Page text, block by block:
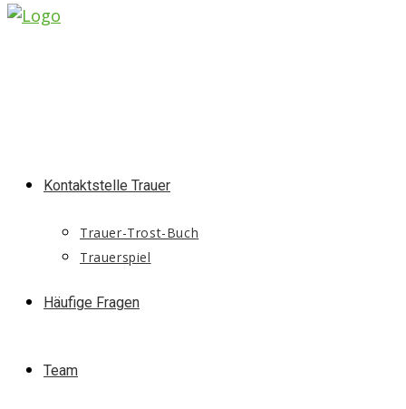
Kontaktstelle Trauer
Trauer-Trost-Buch
Trauerspiel
Häufige Fragen
Team